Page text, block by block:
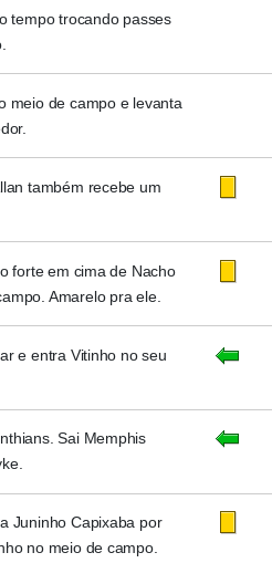
tempo trocando passes
meio de campo e levanta
também recebe um
forte em cima de Nacho
Amarelo pra ele.
e entra Vitinho no seu
Sai Memphis
Juninho Capixaba por
no meio de campo.